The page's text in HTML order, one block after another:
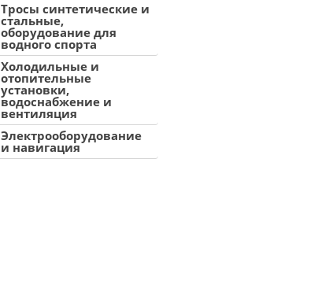
Тросы синтетические и
стальные,
оборудование для
водного спорта
Холодильные и
отопительные
установки,
водоснабжение и
вентиляция
Электрооборудование
и навигация